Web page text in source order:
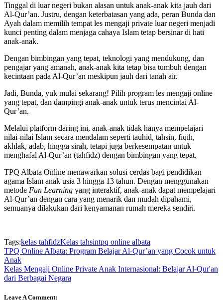
Tinggal di luar negeri bukan alasan untuk anak-anak kita jauh dari
Al-Qur’an. Justru, dengan keterbatasan yang ada, peran Bunda dan
Ayah dalam memilih tempat les mengaji private luar negeri menjadi
kunci penting dalam menjaga cahaya Islam tetap bersinar di hati
anak-anak.
Dengan bimbingan yang tepat, teknologi yang mendukung, dan
pengajar yang amanah, anak-anak kita tetap bisa tumbuh dengan
kecintaan pada Al-Qur’an meskipun jauh dari tanah air.
Jadi, Bunda, yuk mulai sekarang! Pilih program les mengaji online
yang tepat, dan dampingi anak-anak untuk terus mencintai Al-
Qur’an.
Melalui platform daring ini, anak-anak tidak hanya mempelajari
nilai-nilai Islam secara mendalam seperti tauhid, tahsin, fiqih,
akhlak, adab, hingga sirah, tetapi juga berkesempatan untuk
menghafal Al-Qur’an (tahfidz) dengan bimbingan yang tepat.
TPQ Albata Online menawarkan solusi cerdas bagi pendidikan
agama Islam anak usia 3 hingga 13 tahun. Dengan menggunakan
metode Fun Learning yang interaktif, anak-anak dapat mempelajari
Al-Qur’an dengan cara yang menarik dan mudah dipahami,
semuanya dilakukan dari kenyamanan rumah mereka sendiri.
Tags:kelas tahfidzKelas tahsintpq online albata
TPQ Online Albata: Program Belajar Al-Qur’an yang Cocok untuk
Anak
Kelas Mengaji Online Private Anak Internasional: Belajar Al-Qur'an
dari Berbagai Negara
Leave A Comment: